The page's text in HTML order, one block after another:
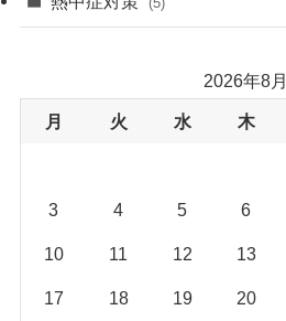
2026年8月
月 火 水 木
3 4 5 6
10 11 12 13
17 18 19 20